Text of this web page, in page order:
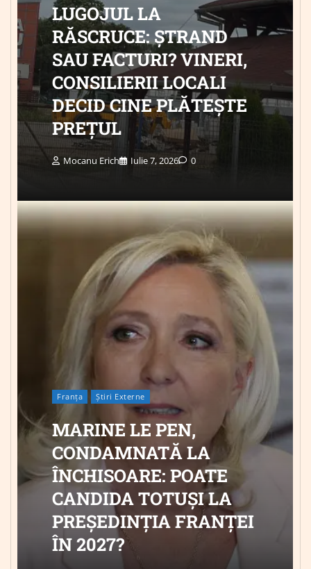
LUGOJUL LA
RĂSCRUCE: ȘTRAND
SAU FACTURI? VINERI,
CONSILIERII LOCALI
DECID CINE PLĂTEȘTE
PREȚUL
Mocanu Erich Iulie 7, 2026 0
Franța Știri Externe
MARINE LE PEN,
CONDAMNATĂ LA
ÎNCHISOARE: POATE
CANDIDA TOTUȘI LA
PREȘEDINȚIA FRANȚEI
ÎN 2027?